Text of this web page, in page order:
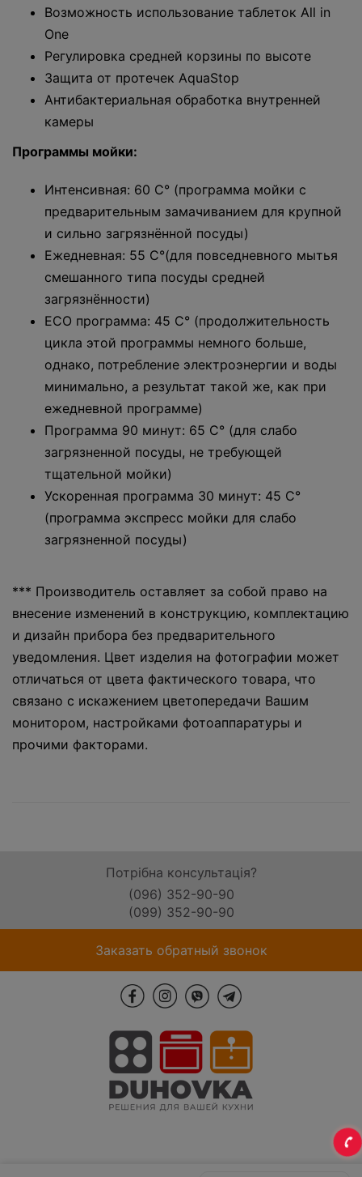
Возможность использование таблеток All in
One
Регулировка средней корзины по высоте
Защита от протечек AquaStop
Антибактериальная обработка внутренней
камеры
Программы мойки:
Интенсивная: 60 С° (программа мойки с
предварительным замачиванием для крупной
и сильно загрязнённой посуды)
Ежедневная: 55 С°(для повседневного мытья
смешанного типа посуды средней
загрязнённости)
ECO программа: 45 С° (продолжительность
цикла этой программы немного больше,
однако, потребление электроэнергии и воды
минимально, а результат такой же, как при
ежедневной программе)
Программа 90 минут: 65 С° (для слабо
загрязненной посуды, не требующей
тщательной мойки)
Ускоренная программа 30 минут: 45 С°
(программа экспресс мойки для слабо
загрязненной посуды)
*** Производитель оставляет за собой право на
внесение изменений в конструкцию, комплектацию
и дизайн прибора без предварительного
уведомления. Цвет изделия на фотографии может
отличаться от цвета фактического товара, что
связано с искажением цветопередачи Вашим
монитором, настройками фотоаппаратуры и
прочими факторами.
Потрібна консультація?
(096) 352-90-90
(099) 352-90-90
Заказать обратный звонок